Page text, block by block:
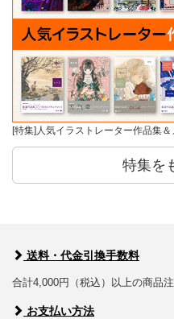
[特集]人気イラストレーター作品集＆
特集を
送料・代金引換手数料
合計4,000円（税込）以上の商品
お支払い方法